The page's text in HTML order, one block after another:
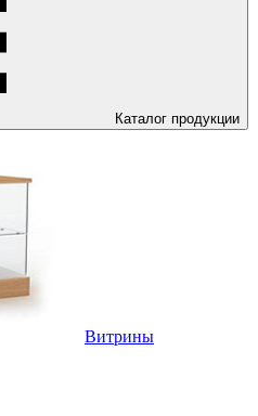
Каталог продукции
Витрины